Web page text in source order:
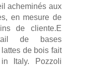
acheminés aux
en mesure de
de cliente.E
de bases
de bois fait
Italy. Pozzoli